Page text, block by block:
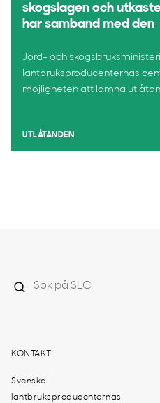
skogslagen och
har samband med den
Jord- och
lantbruksproducenternas
möjligheten att lämna
UTLÅTANDEN
KONTAKT
Svenska
lantbruksproducenternas